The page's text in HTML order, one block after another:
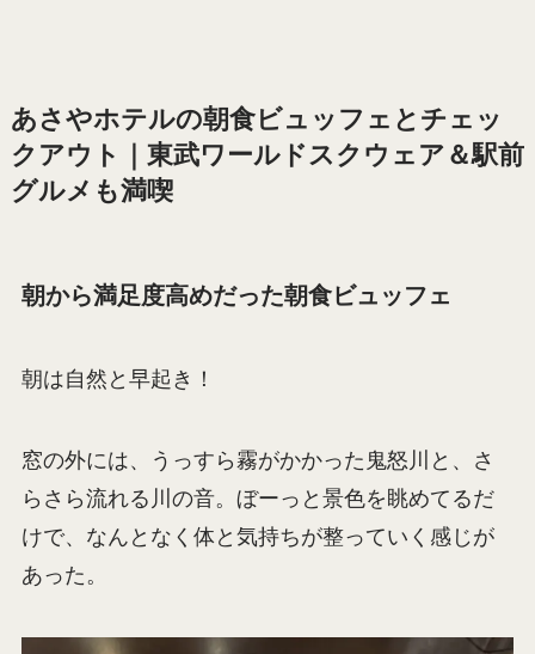
あさやホテルの朝食ビュッフェとチェッ
クアウト｜東武ワールドスクウェア＆駅前
グルメも満喫
朝から満足度高めだった朝食ビュッフェ
朝は自然と早起き！
窓の外には、うっすら霧がかかった鬼怒川と、さ
らさら流れる川の音。ぼーっと景色を眺めてるだ
けで、なんとなく体と気持ちが整っていく感じが
あった。